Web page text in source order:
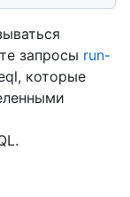
запросы run-
которые